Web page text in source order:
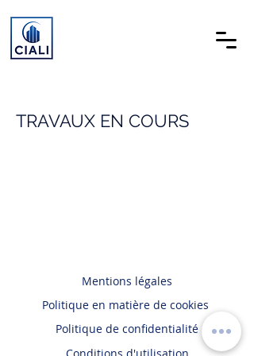
TRAVAUX EN COURS
Mentions légales
Politique en matière de cookies
Politique de confidentialité